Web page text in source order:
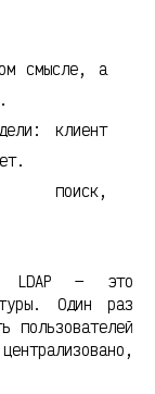
смысле, а
клиент
поиск,
LDAP — это
Один раз
пользователей